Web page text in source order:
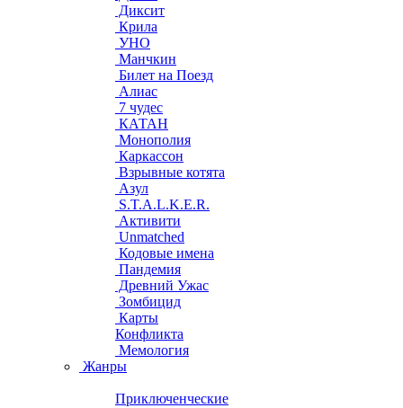
Диксит
Крила
УНО
Манчкин
Билет на Поезд
Алиас
7 чудес
КАТАН
Монополия
Каркассон
Взрывные котята
Азул
S.T.A.L.K.E.R.
Активити
Unmatched
Кодовые имена
Пандемия
Древний Ужас
Зомбицид
Карты
Конфликта
Мемология
Жанры
Приключенческие